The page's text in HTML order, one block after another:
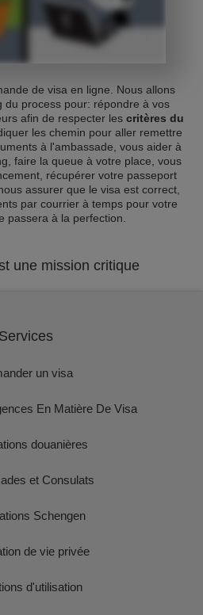
de visa en ligne. Nous allons
du process pour: répondre à vos
afin de respecter les critères du
les chemin pour aller remettre
à l'ambassade, vous aider à
faire la queue à votre place, vous
récupérer votre passeport
assurer que le visa est correct,
par courrier à temps pour votre
passera à la perfection.
une mission critique
Services
un visa
En Matière De Visa
douanières
et Consulats
Schengen
de vie privée
d'utilisation